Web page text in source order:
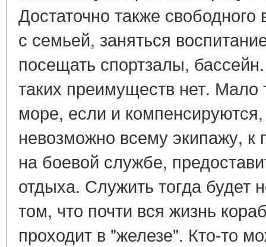
Достаточно также
с семьей, заняться
посещать спортзалы,
таких преимуществ нет. Мало
море, если и компенсируются,
невозможно всему экипажу,
на боевой службе,
отдыха. Служить тогда будет
том, что почти вся жизнь
проходит в "железе". Кто-то